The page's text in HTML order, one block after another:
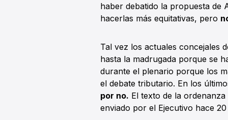
haber debatido la propuesta de
hacerlas más equitativas, pero
Tal vez los actuales concejales
hasta la madrugada porque se
durante el plenario porque los
el debate tributario. En los
por no. El texto de la
enviado por el Ejecutivo hace